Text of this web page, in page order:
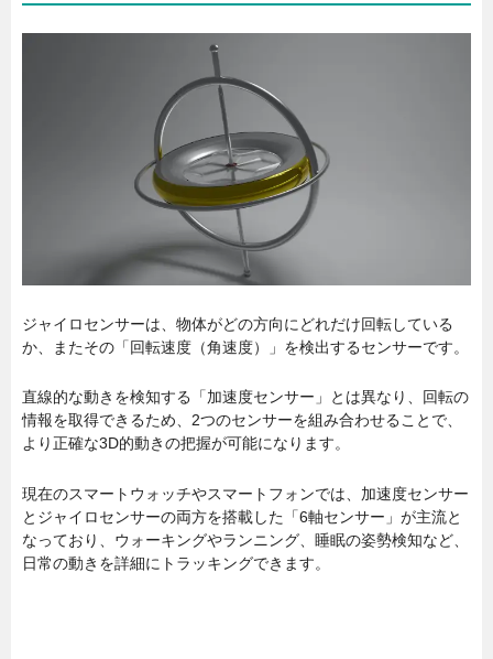
ジャイロセンサーは、物体がどの方向にどれだけ回転している
か、またその「回転速度（角速度）」を検出するセンサーです。
直線的な動きを検知する「加速度センサー」とは異なり、回転の
情報を取得できるため、2つのセンサーを組み合わせることで、
より正確な3D的動きの把握が可能になります。
現在のスマートウォッチやスマートフォンでは、加速度センサー
とジャイロセンサーの両方を搭載した「6軸センサー」が主流と
なっており、ウォーキングやランニング、睡眠の姿勢検知など、
日常の動きを詳細にトラッキングできます。